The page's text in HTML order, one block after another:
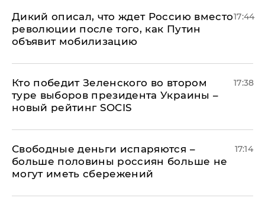
Дикий описал, что ждет Россию вместо
революции после того, как Путин
объявит мобилизацию
17:44
Кто победит Зеленского во втором
туре выборов президента Украины –
новый рейтинг SOCIS
17:38
Свободные деньги испаряются –
больше половины россиян больше не
могут иметь сбережений
17:14